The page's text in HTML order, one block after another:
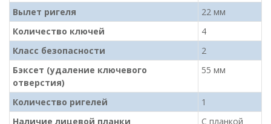
Вылет ригеля
22 мм
Количество ключей
4
Класс безопасности
2
Бэксет (удаление ключевого
отверстия)
55 мм
Количество ригелей
1
Наличие лицевой планки
С планкой